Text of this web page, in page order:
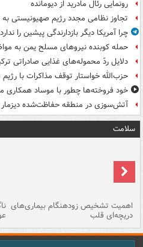
رونمایی رئال مادرید از دیومانده
تجاوز نظامی مجدد رژیم صهیونیستی به
چرا آمریکا دیگر بازدارندگی پیشین را
حمله کوبنده نیروهای مسلح یمن به
دلایل ردّ محموله‌های غذایی صادراتی
حزب‌الله خواستار توقف مذاکرات با
خود فروخته‌ها چطور با موساد همکاری
آتش‌سوزی در منطقه حفاظت‌شده
سلامت
اهمیت تشخیص زودهنگام بیماری‌های
دریچه‌ای قلب